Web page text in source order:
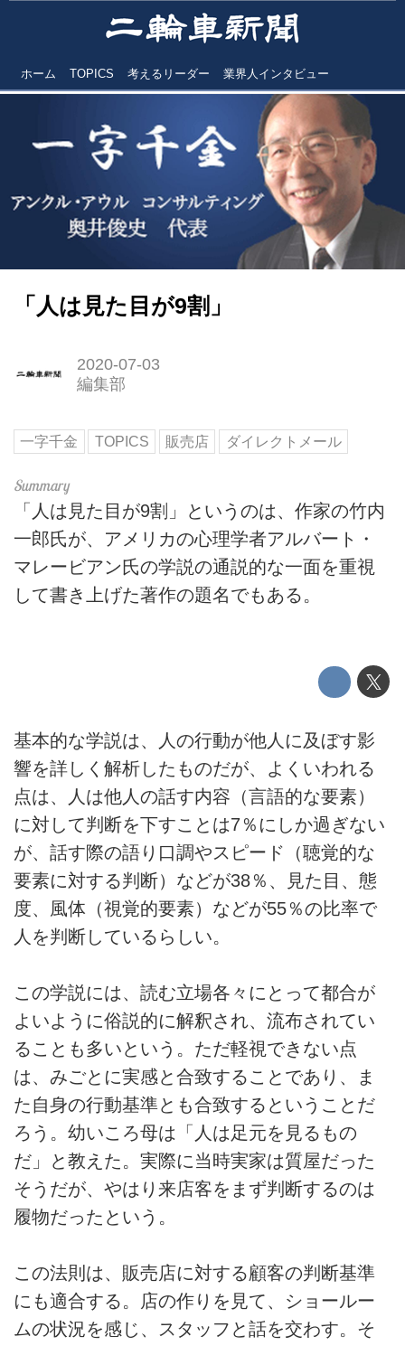
ホーム TOPICS 考えるリーダー 業界人インタビュー
「人は見た目が9割」
2020-07-03
編集部
一字千金 TOPICS 販売店 ダイレクトメール
「人は見た目が9割」というのは、作家の竹内
一郎氏が、アメリカの心理学者アルバート・
マレービアン氏の学説の通説的な一面を重視
して書き上げた著作の題名でもある。
基本的な学説は、人の行動が他人に及ぼす影
響を詳しく解析したものだが、よくいわれる
点は、人は他人の話す内容（言語的な要素）
に対して判断を下すことは7％にしか過ぎない
が、話す際の語り口調やスピード（聴覚的な
要素に対する判断）などが38％、見た目、態
度、風体（視覚的要素）などが55％の比率で
人を判断しているらしい。
この学説には、読む立場各々にとって都合が
よいように俗説的に解釈され、流布されてい
ることも多いという。ただ軽視できない点
は、みごとに実感と合致することであり、ま
た自身の行動基準とも合致するということだ
ろう。幼いころ母は「人は足元を見るもの
だ」と教えた。実際に当時実家は質屋だった
そうだが、やはり来店客をまず判断するのは
履物だったという。
この法則は、販売店に対する顧客の判断基準
にも適合する。店の作りを見て、ショールー
ムの状況を感じ、スタッフと話を交わす。そ